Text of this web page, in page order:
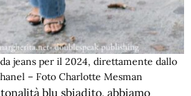
jeans per il 2024, direttamente dallo
– Foto Charlotte Mesman
blu sbiadito, abbiamo